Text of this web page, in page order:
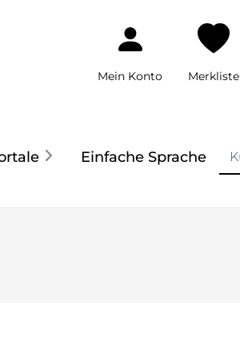
Mein Konto Merkliste
Einfache Sprache